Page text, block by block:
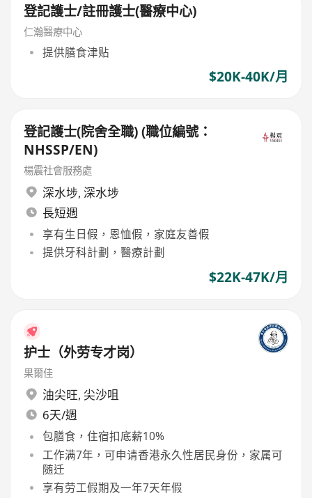
登記護士/註冊護士(醫療中心)
仁瀚醫療中心
提供膳食津贴
$20K-40K/月
登記護士(院舍全職) (職位編號：
NHSSP/EN)
楊震社會服務處
深水埗, 深水埗
長短週
享有生日假，恩恤假，家庭友善假
提供牙科計劃，醫療計劃
$22K-47K/月
护士（外劳专才岗）
果爾佳
油尖旺, 尖沙咀
6天/週
包膳食，住宿扣底薪10%
工作满7年，可申请香港永久性居民身份，家属可
随迁
享有劳工假期及一年7天年假